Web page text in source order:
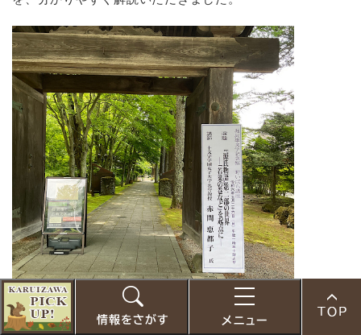
お
す
索
ニ